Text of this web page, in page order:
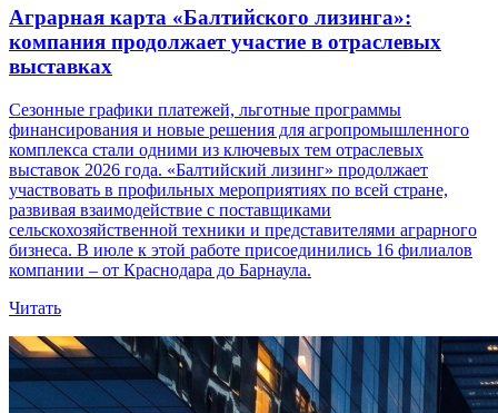
Аграрная карта «Балтийского лизинга»:
компания продолжает участие в отраслевых
выставках
Сезонные графики платежей, льготные программы
финансирования и новые решения для агропромышленного
комплекса стали одними из ключевых тем отраслевых
выставок 2026 года. «Балтийский лизинг» продолжает
участвовать в профильных мероприятиях по всей стране,
развивая взаимодействие с поставщиками
сельскохозяйственной техники и представителями аграрного
бизнеса. В июле к этой работе присоединились 16 филиалов
компании – от Краснодара до Барнаула.
Читать